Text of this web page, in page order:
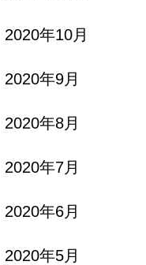
2020年10月
2020年9月
2020年8月
2020年7月
2020年6月
2020年5月